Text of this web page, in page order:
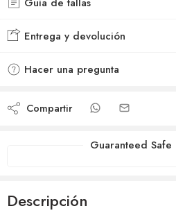
Entrega y devolución
Hacer una pregunta
Compartir
Guaranteed Safe
Descripción